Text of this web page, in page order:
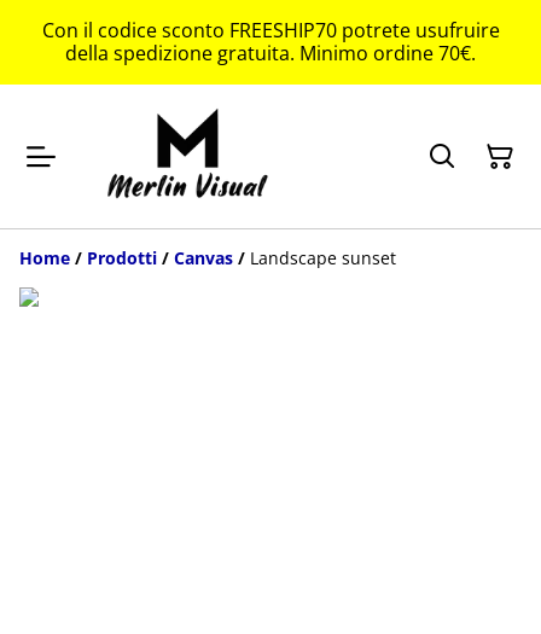
Con il codice sconto FREESHIP70 potrete usufruire
della spedizione gratuita. Minimo ordine 70€.
Home / Prodotti / Canvas / Landscape sunset